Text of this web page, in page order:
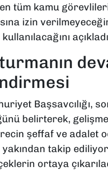
tüm kamu
izin
Başsavcılığı,
belirterek,
şeffaf ve adalet
takip
ortaya